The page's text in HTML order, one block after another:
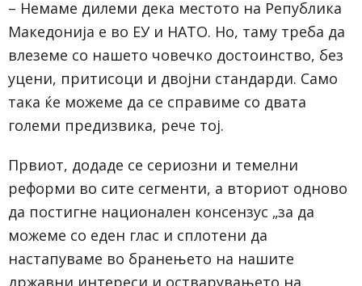
– Немаме дилеми дека местото на Република
Македонија е во ЕУ и НАТО. Но, таму треба да
влеземе со нашето човечко достоинство, без
уцени, притисоци и двојни стандарди. Само
така ќе можеме да се справиме со двата
големи предизвика, рече тој.
Првиот, додаде се сериозни и темелни
реформи во сите сегменти, а вториот одново
да постигне национален консензус „за да
можеме со еден глас и сплотени да
настапуваме во бранењето на нашите
државни интереси и остварувањето на